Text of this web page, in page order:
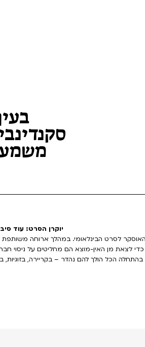
יוקרן הסרט: עוד
לצאת מן האין-מוצא הם מחליטים על ניסוי
בהתחלה הכל הולך להם נהדר – בקריירה,